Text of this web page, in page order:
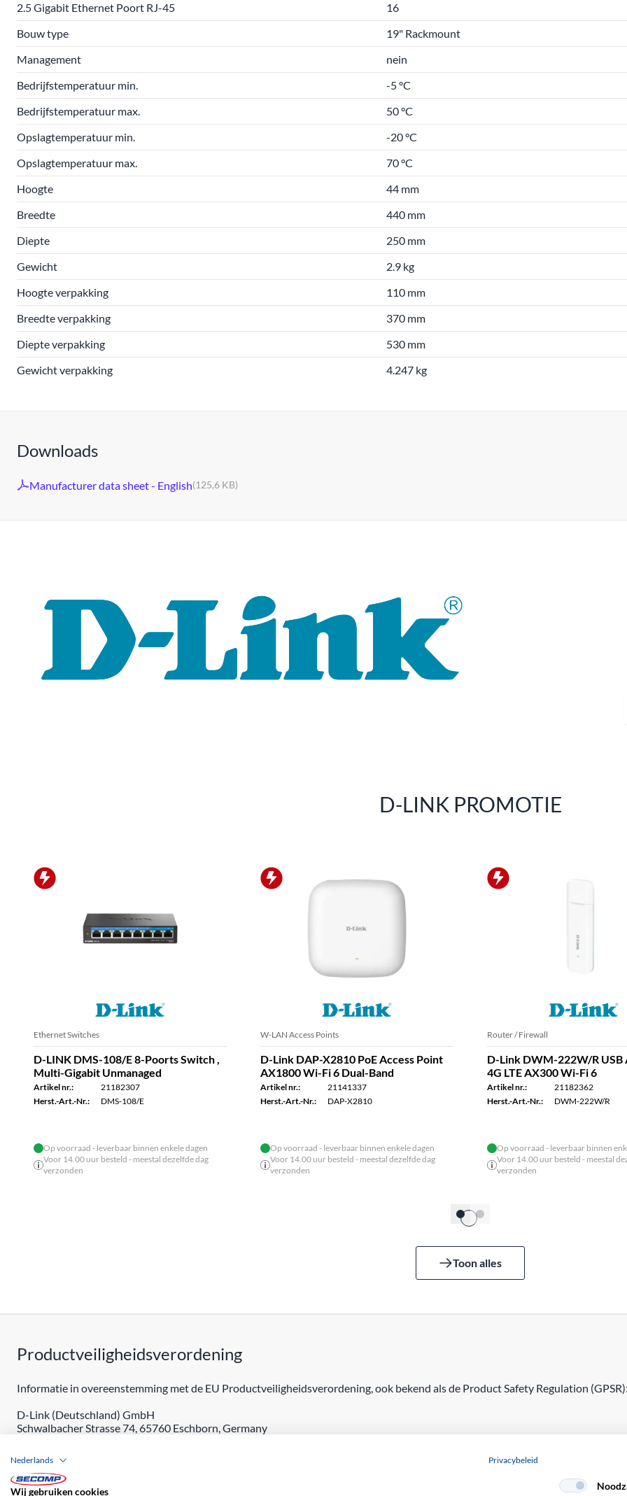
2.5 Gigabit Ethernet Poort RJ-45
16
Bouw type
19" Rackmount
Management
nein
Bedrijfstemperatuur min.
-5 °C
Bedrijfstemperatuur max.
50 °C
Opslagtemperatuur min.
-20 °C
Opslagtemperatuur max.
70 °C
Hoogte
44 mm
Breedte
440 mm
Diepte
250 mm
Gewicht
2.9 kg
Hoogte verpakking
110 mm
Breedte verpakking
370 mm
Diepte verpakking
530 mm
Gewicht verpakking
4.247 kg
Downloads
Manufacturer data sheet - English(125,6 KB)
D-LINK PROMOTIE
Ethernet Switches
D-LINK DMS-108/E 8-Poorts Switch ,
Multi-Gigabit Unmanaged
Artikel nr.:
21182307
Herst.-Art.-Nr.:
DMS-108/E
Op voorraad - leverbaar binnen enkele dagen
Voor 14.00 uur besteld - meestal dezelfde dag
verzonden
W-LAN Access Points
D-Link DAP-X2810 PoE Access Point
AX1800 Wi-Fi 6 Dual-Band
Artikel nr.:
21141337
Herst.-Art.-Nr.:
DAP-X2810
Op voorraad - leverbaar binnen enkele dagen
Voor 14.00 uur besteld - meestal dezelfde dag
verzonden
Router / Firewall
D-Link DWM-222W/R USB
4G LTE AX300 Wi-Fi 6
Artikel nr.:
21182362
Herst.-Art.-Nr.:
DWM-222W/R
Op voorraad - leverbaar binnen
Voor 14.00 uur besteld - meestal
verzonden
Toon alles
Productveiligheidsverordening
Informatie in overeenstemming met de EU Productveiligheidsverordening, ook bekend als de Product Safety Regulation (GPSR):
D-Link (Deutschland) GmbH
Schwalbacher Strasse 74, 65760 Eschborn, Germany
Nederlands Privacybeleid
Wij gebruiken cookies